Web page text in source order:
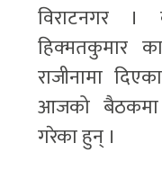
विराटनगर ।
हिक्मतकुमार
राजीनामा
आजको बैठकमा
गरेका हुन् ।